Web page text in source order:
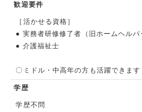
歓迎要件
［活かせる資格］
● 実務者研修修了者（旧ホームヘルパ
● 介護福祉士
〇ミドル・中高年の方も活躍できます
学歴
学歴不問